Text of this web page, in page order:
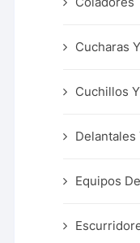
Cucharas
Cuchillos
Delantales
Equipos